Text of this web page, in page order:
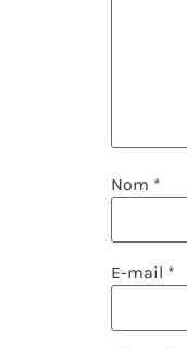
Nom *
E-mail *